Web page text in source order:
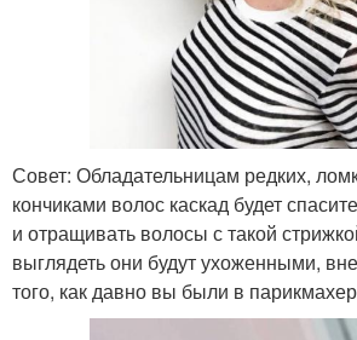
Совет: Обладательницам редких,
кончиками волос каскад будет
и отращивать волосы с такой
выглядеть они будут ухоженными,
того, как давно вы были в